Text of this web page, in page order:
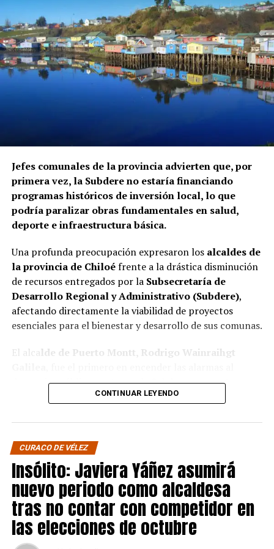
territorio nacional salvo autorización específica.
El informe fue elaborado mediante el cruce de registros
de la Superintendencia de Seguridad Social, Fonasa y el
Servicio Nacional de Migraciones, a requerimiento de la
Contraloría. Hasta el momento, ninguna de las
instituciones mencionadas ha informado si ha iniciado
procedimientos disciplinarios ni ha emitido
fiscalizaciones y solicitará antecedentes a cada
organismo involucrado para determinar las
responsabilidades administrativas correspondientes.
Jefes comunales de la provincia advierten que, por
primera vez, la Subdere no estaría financiando
programas históricos de inversión local, lo que
podría paralizar obras fundamentales en salud,
deporte e infraestructura básica.
Una profunda preocupación expresaron los alcaldes de
la provincia de Chiloéfrente a la drástica disminución
de recursos entregados por la Subsecretaría de
Desarrollo Regional y Administrativo (Subdere),
afectando directamente la viabilidad de proyectos
esenciales para el bienestar y desarrollo de sus comunas.
El alca lde de Puerto Montt, Rodrigo Wainraihgt
denunciar públicamente que la Subdere no cuenta con
fondos para financiar iniciativas del Programa de
Mejoramiento de Barrios (PMB), a pesar de que muchas
ya estaban declaradas elegibles.
historia, la Subdere no tiene recursos para estos
programas fundamentales”,afirmó el edil de la capital
regional de Los Lagos.
Sus pares de Chiloé respaldaron sus declaraciones,
manifestando su inquietud por el impacto que esta
situación tendrá en sus comunas.
CONTINUAR LEYENDO
CURACO DE VÉLEZ
Insólito: Javiera Yáñez asumirá
nuevo periodo como alcaldesa
tras no contar con competidor en
las elecciones de octubre